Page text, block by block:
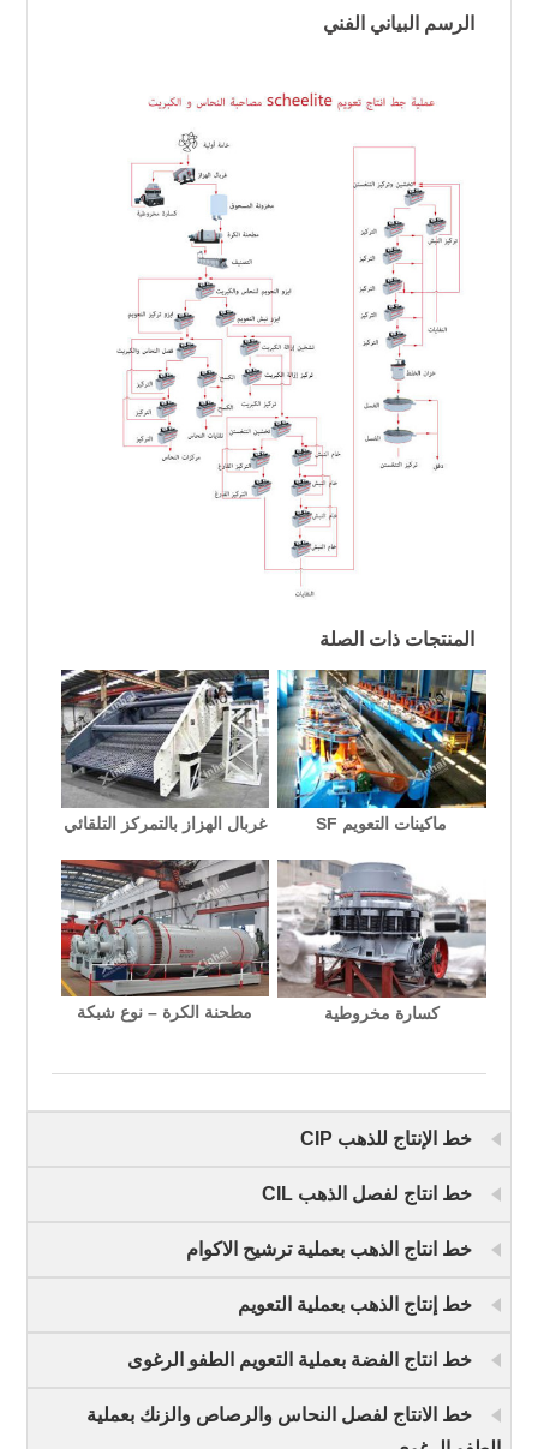
الرسم البياني الفني
المنتجات ذات الصلة
ماكينات التعويم SF غربال الهزاز بالتمركز التلقائي
كسارة مخروطية مطحنة الكرة – نوع شبكة
خط الإنتاج للذهب CIP
خط انتاج لفصل الذهب CIL
خط انتاج الذهب بعملية ترشيح الاكوام
خط إنتاج الذهب بعملية التعويم
خط انتاج الفضة بعملية التعويم الطفو الرغوى
خط الانتاج لفصل النحاس والرصاص والزنك بعملية